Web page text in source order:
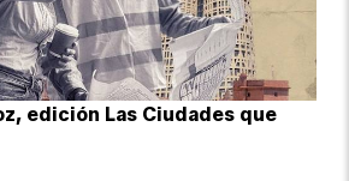
edición Las Ciudades que